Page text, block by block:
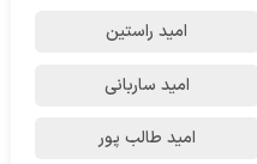
امید راستین
امید ساربانی
امید طالب پور